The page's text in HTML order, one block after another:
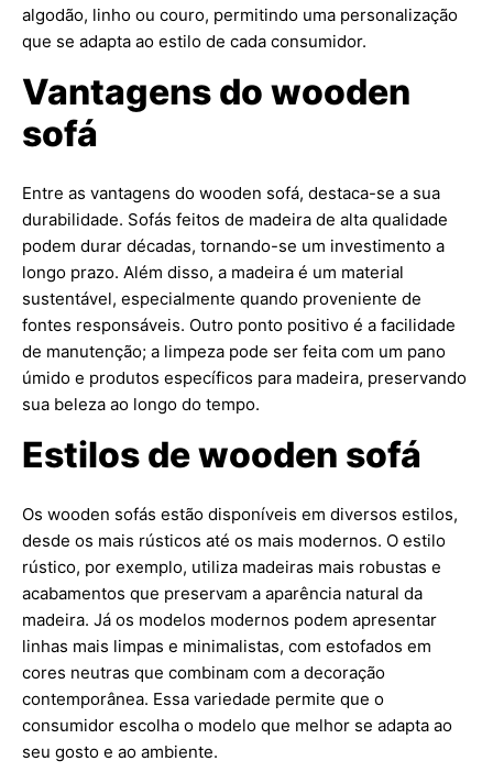
algodão, linho ou couro, permitindo uma personalização
que se adapta ao estilo de cada consumidor.
Vantagens do wooden
sofá
Entre as vantagens do wooden sofá, destaca-se a sua
durabilidade. Sofás feitos de madeira de alta qualidade
podem durar décadas, tornando-se um investimento a
longo prazo. Além disso, a madeira é um material
sustentável, especialmente quando proveniente de
fontes responsáveis. Outro ponto positivo é a facilidade
de manutenção; a limpeza pode ser feita com um pano
úmido e produtos específicos para madeira, preservando
sua beleza ao longo do tempo.
Estilos de wooden sofá
Os wooden sofás estão disponíveis em diversos estilos,
desde os mais rústicos até os mais modernos. O estilo
rústico, por exemplo, utiliza madeiras mais robustas e
acabamentos que preservam a aparência natural da
madeira. Já os modelos modernos podem apresentar
linhas mais limpas e minimalistas, com estofados em
cores neutras que combinam com a decoração
contemporânea. Essa variedade permite que o
consumidor escolha o modelo que melhor se adapta ao
seu gosto e ao ambiente.